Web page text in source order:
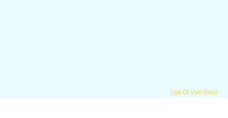
Üye Ol Üye Girişi